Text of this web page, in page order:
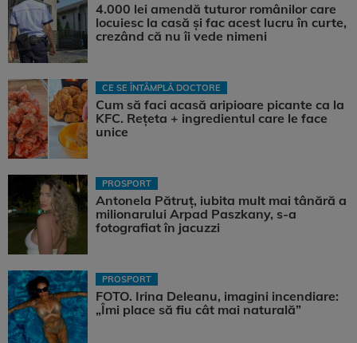
4.000 lei amendă tuturor românilor care
locuiesc la casă și fac acest lucru în curte,
crezând că nu îi vede nimeni
CE SE ÎNTÂMPLĂ DOCTORE
Cum să faci acasă aripioare picante ca la
KFC. Rețeta + ingredientul care le face
unice
PROSPORT
Antonela Pătruț, iubita mult mai tânără a
milionarului Arpad Paszkany, s-a
fotografiat în jacuzzi
PROSPORT
FOTO. Irina Deleanu, imagini incendiare:
„Îmi place să fiu cât mai naturală”